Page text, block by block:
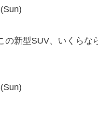
新型SUV、いくらな